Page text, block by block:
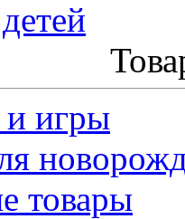
игры
товары